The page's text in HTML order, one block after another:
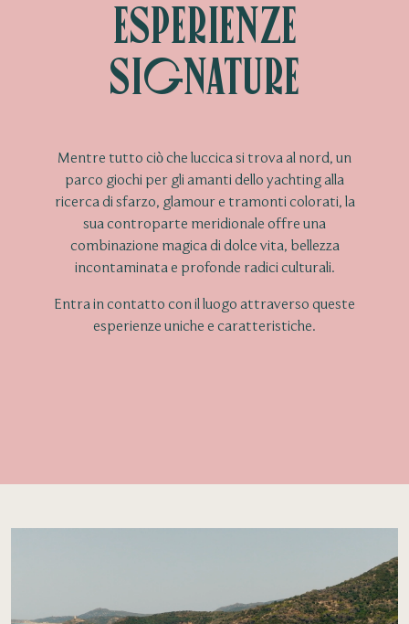
Esperienze
Signature
Mentre tutto ciò che luccica si trova al nord, un
parco giochi per gli amanti dello yachting alla
ricerca di sfarzo, glamour e tramonti colorati, la
sua controparte meridionale offre una
combinazione magica di dolce vita, bellezza
incontaminata e profonde radici culturali.
Entra in contatto con il luogo attraverso queste
esperienze uniche e caratteristiche.